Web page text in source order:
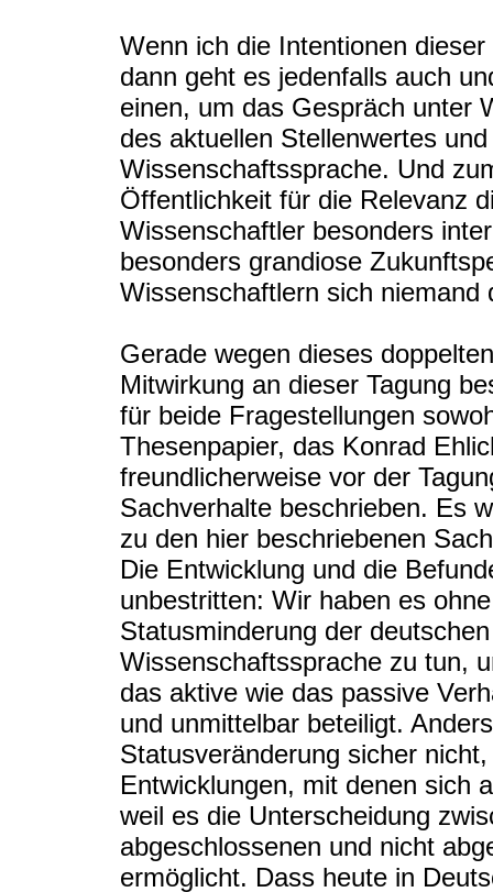
Wenn ich die Intentionen
dann geht es jedenfalls auch
einen, um das Gespräch unter
des aktuellen Stellenwertes
Wissenschaftssprache. Und
Öffentlichkeit für die Relevanz
Wissenschaftler besonders
besonders grandiose
Wissenschaftlern sich niemand
Gerade wegen dieses
Mitwirkung an dieser Tagung
für beide Fragestellungen
Thesenpapier, das Konrad
freundlicherweise vor der
Sachverhalte beschrieben. Es
zu den hier beschriebenen
Die Entwicklung und die
unbestritten: Wir haben es
Statusminderung der
Wissenschaftssprache zu tun,
das aktive wie das passive
und unmittelbar beteiligt.
Statusveränderung sicher
Entwicklungen, mit denen sich
weil es die Unterscheidung
abgeschlossenen und nicht
ermöglicht. Dass heute in